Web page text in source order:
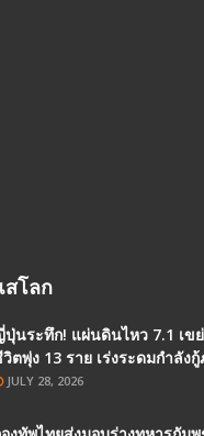
สโลก
นระทึก! แผ่นดินไหว 7.1 เข
ตพุ่ง 13 ราย เร่งระดมกำลัง
JULY 28, 2026